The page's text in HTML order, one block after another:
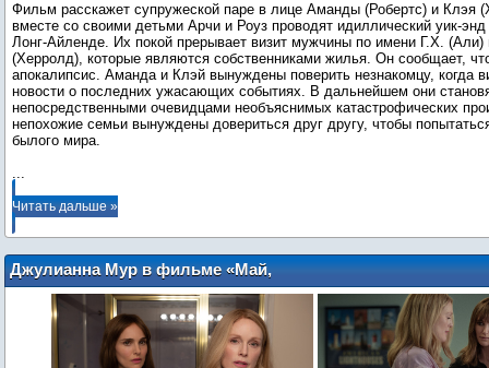
Фильм расскажет супружеской паре в лице Аманды (Робертс) и Клэя
вместе со своими детьми Арчи и Роуз проводят идиллический уик-
Лонг-Айленде. Их покой прерывает визит мужчины по имени Г.Х. (Али)
(Херролд), которые являются собственниками жилья. Он сообщает,
апокалипсис. Аманда и Клэй вынуждены поверить незнакомцу, когда
новости о последних ужасающих событиях. В дальнейшем они
непосредственными очевидцами необъяснимых катастрофических
непохожие семьи вынуждены довериться друг другу, чтобы
...
Читать дальше »
Джулианна Мур в фильме «Май,
декабрь»